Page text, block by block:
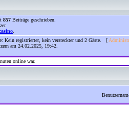
857 Beiträge geschrieben.
Kein registrierter, kein versteckter und 2 Gäste. [
am 24.02.2025, 19:42.
online war.